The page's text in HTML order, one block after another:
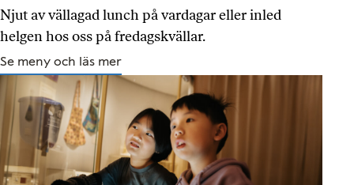
Njut av vällagad lunch på vardagar eller inled
helgen hos oss på fredagskvällar.
Se meny och läs mer